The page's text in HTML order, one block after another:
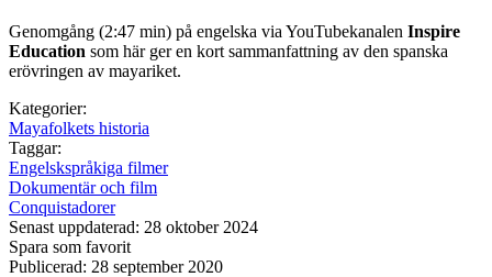
Genomgång (2:47 min) på engelska via YouTubekanalen Inspire
Education som här ger en kort sammanfattning av den spanska
erövringen av mayariket.
Kategorier:
Mayafolkets historia
Taggar:
Engelskspråkiga filmer
Dokumentär och film
Conquistadorer
Senast uppdaterad: 28 oktober 2024
Spara som favorit
Publicerad: 28 september 2020